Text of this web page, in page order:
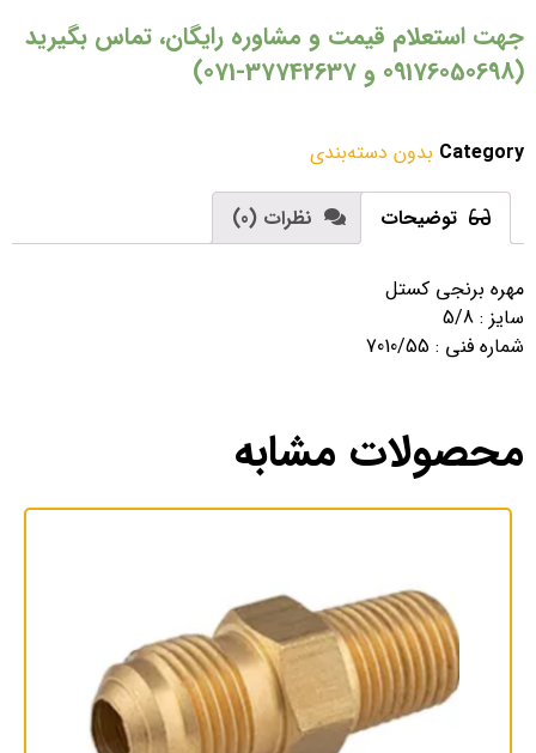
جهت استعلام قیمت و مشاوره رایگان، تماس بگیرید
(09176050698 و 37742637-071)
Category بدون دسته‌بندی
توضیحات نظرات (0)
مهره برنجی کستل
سایز : 5/8
شماره فنی : 7010/55
محصولات مشابه